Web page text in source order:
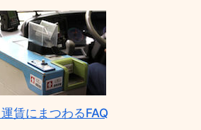
賃にまつわるFAQ